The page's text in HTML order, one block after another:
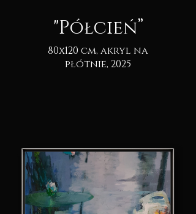
"Półcień”
80x120 cm, akryl na
płótnie, 2025